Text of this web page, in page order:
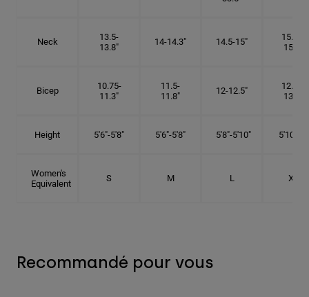
Neck
13.5-
13.8"
14-14.3" 14.5-15"
15.25-
15.5"
Bicep
10.75-
11.3"
11.5-
11.8"
12-12.5"
12.75-
13.3"
Height 5'6"-5'8" 5'6"-5'8" 5'8"-5'10" 5'10"- 6'
Women's
Equivalent
S M L XL
Recommandé pour vous